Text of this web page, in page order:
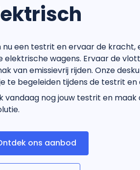
nu een testrit en ervaar de kracht,
elektrische wagens. Ervaar de
van emissievrij rijden. Onze
te begeleiden tijdens de testrit
vandaag nog jouw testrit en
ons aanbod